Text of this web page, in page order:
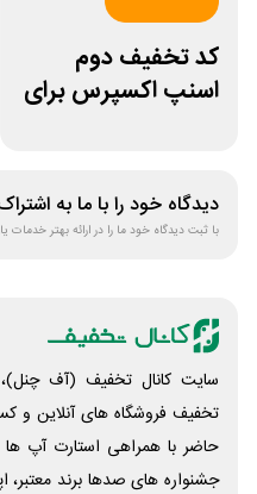
کد تخفیف دوم
اسنپ اکسپرس برای
دیدگاه خود را با ما به
با ثبت دیدگاه خود ما را در ارائه بهتر خدمات
سایت کانال تخفیف (آف
تخفیف فروشگاه های آنلاین و
حاضر با همراهی استارت آپ
جشنواره های صدها برند معتبر،